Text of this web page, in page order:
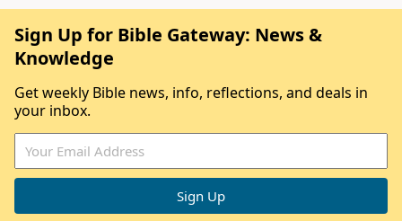
Sign Up for Bible Gateway: News &
Knowledge
Get weekly Bible news, info, reflections, and deals in
your inbox.